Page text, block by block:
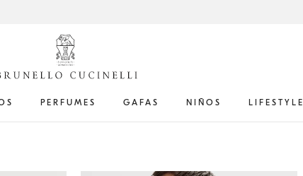
PERFUMES GAFAS NIÑOS LIFESTYLE